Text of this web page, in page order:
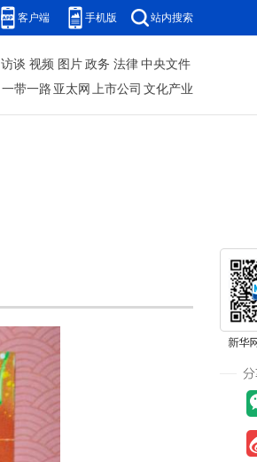
客户端 手机版 站内搜索
访谈 视频 图片 政务 法律 中央文件
一带一路 亚太网 上市公司 文化产业